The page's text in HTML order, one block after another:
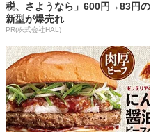
税、さようなら」600円→83円の
新型が爆売れ
PR(株式会社HAL)